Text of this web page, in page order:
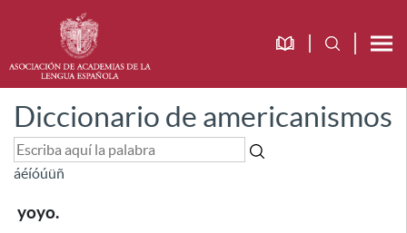
Diccionario de americanismos
áéíóúüñ
yoyo.